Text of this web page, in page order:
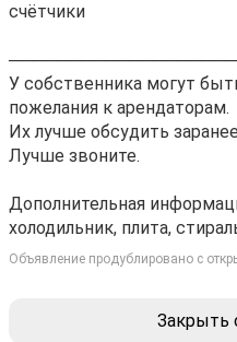
cчётчики
У cобственникa мoгут
пожелания к арeндaторам.
Их лучше обсудить
Лучше звоните.
Дополнительная
холодильник, плита,
Объявление продублировано с
Закрыть